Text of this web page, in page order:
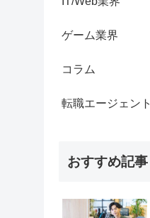
ゲーム業界
コラム
転職エージェント
おすすめ記事